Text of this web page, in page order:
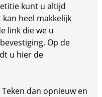
kunt u altijd
heel makkelijk
link die we u
Op de
u hier de
dan opnieuw en